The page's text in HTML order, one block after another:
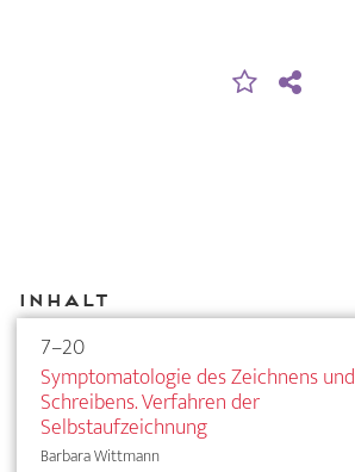
Inhalt
7–20
Symptomatologie des Zeichnens und
Schreibens. Verfahren der
Selbstaufzeichnung
Barbara Wittmann